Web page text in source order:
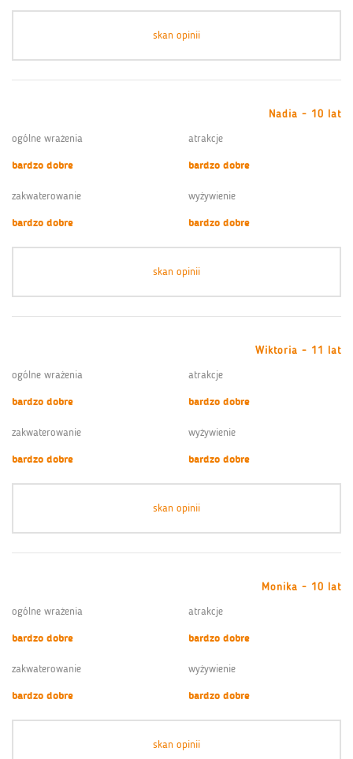
skan opinii
Nadia - 10 lat
ogólne wrażenia
bardzo dobre
atrakcje
bardzo dobre
zakwaterowanie
bardzo dobre
wyżywienie
bardzo dobre
skan opinii
Wiktoria - 11 lat
ogólne wrażenia
bardzo dobre
atrakcje
bardzo dobre
zakwaterowanie
bardzo dobre
wyżywienie
bardzo dobre
skan opinii
Monika - 10 lat
ogólne wrażenia
bardzo dobre
atrakcje
bardzo dobre
zakwaterowanie
bardzo dobre
wyżywienie
bardzo dobre
skan opinii